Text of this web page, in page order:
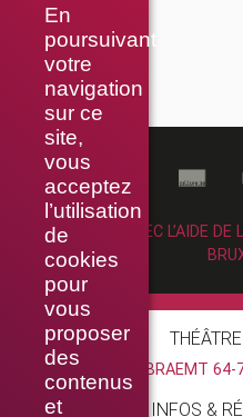
En
poursuivant
votre
navigation
sur ce
site,
vous
acceptez
l’utilisation
de
cookies
pour
vous
proposer
des
contenus
et
RÉALISÉ AVEC L’AIDE
RUE BRAEMT
INFOS &